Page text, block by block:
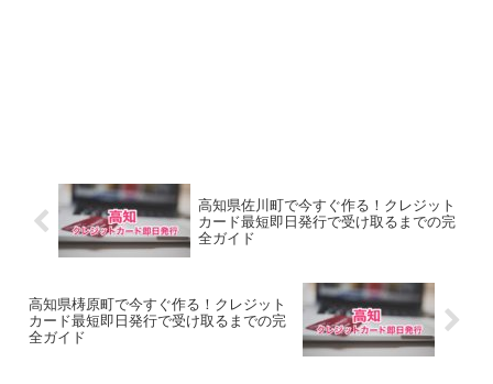
高知県佐川町で今すぐ作る！クレジット
カード最短即日発行で受け取るまでの完
全ガイド
高知県梼原町で今すぐ作る！クレジット
カード最短即日発行で受け取るまでの完
全ガイド